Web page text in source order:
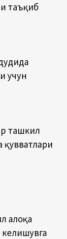
таъқиб
учун
ташкил
қувватлари
алоқа